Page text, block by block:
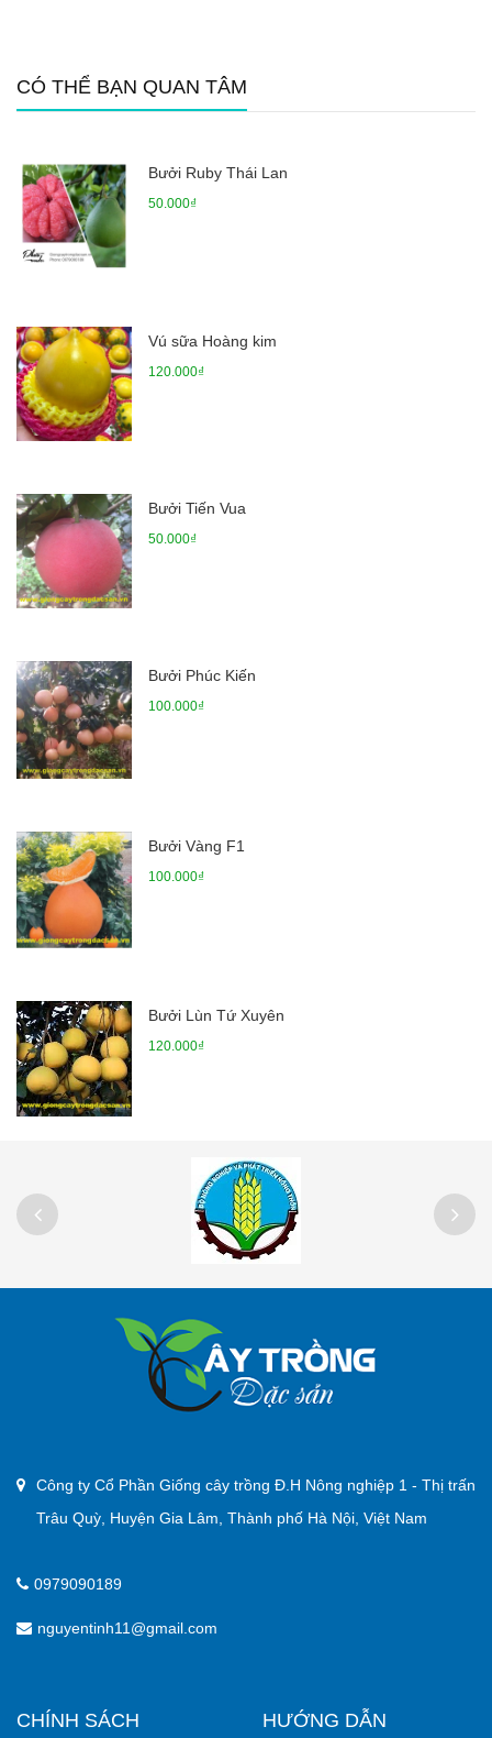
CÓ THỂ BẠN QUAN TÂM
Bưởi Ruby Thái Lan
50.000₫
Vú sữa Hoàng kim
120.000₫
Bưởi Tiến Vua
50.000₫
Bưởi Phúc Kiến
100.000₫
Bưởi Vàng F1
100.000₫
Bưởi Lùn Tứ Xuyên
120.000₫
Công ty Cổ Phần Giống cây trồng Đ.H Nông nghiệp 1 - Thị trấn
Trâu Quỳ, Huyện Gia Lâm, Thành phố Hà Nội, Việt Nam
0979090189
nguyentinh11@gmail.com
CHÍNH SÁCH HƯỚNG DẪN